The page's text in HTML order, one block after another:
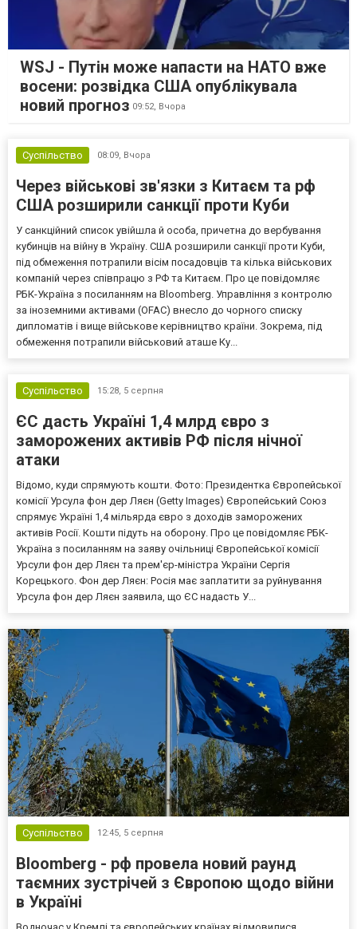
WSJ - Путін може напасти на НАТО вже
восени: розвідка США опублікувала
новий прогноз 09:52, Вчора
Суспільство 08:09, Вчора
Через військові зв'язки з Китаєм та рф
США розширили санкції проти Куби
У санкційний список увійшла й особа, причетна до вербування
кубинців на війну в Україну. США розширили санкції проти Куби,
під обмеження потрапили вісім посадовців та кілька військових
компаній через співпрацю з РФ та Китаєм. Про це повідомляє
РБК-Україна з посиланням на Bloomberg. Управління з контролю
за іноземними активами (OFAC) внесло до чорного списку
дипломатів і вище військове керівництво країни. Зокрема, під
обмеження потрапили військовий аташе Ку...
Суспільство 15:28, 5 серпня
ЄС дасть Україні 1,4 млрд євро з
заморожених активів РФ після нічної
атаки
Відомо, куди спрямують кошти. Фото: Президентка Європейської
комісії Урсула фон дер Ляєн (Getty Images) Європейський Союз
спрямує Україні 1,4 мільярда євро з доходів заморожених
активів Росії. Кошти підуть на оборону. Про це повідомляє РБК-
Україна з посиланням на заяву очільниці Європейської комісії
Урсули фон дер Ляєн та прем'єр-міністра України Сергія
Корецького. Фон дер Ляєн: Росія має заплатити за руйнування
Урсула фон дер Ляєн заявила, що ЄС надасть У...
Суспільство 12:45, 5 серпня
Bloomberg - рф провела новий раунд
таємних зустрічей з Європою щодо війни
в Україні